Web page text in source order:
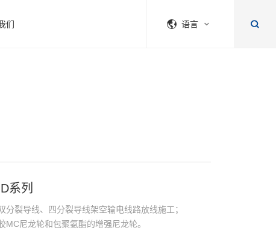
们 语言
系列
分裂导线、四分裂导线架空输电线路放线施工；
MC尼龙轮和包聚氨酯的增强尼龙轮。